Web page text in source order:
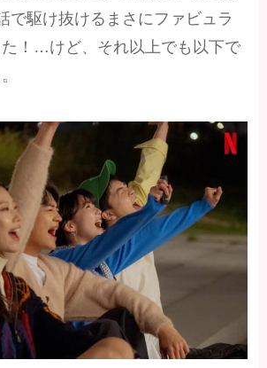
で駆け抜けるまさにファビュラ
た！…けど、それ以上でも以下で